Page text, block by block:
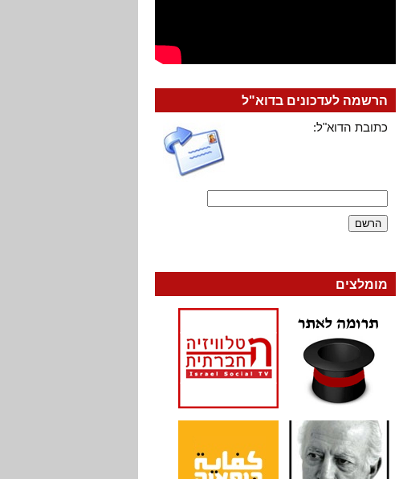
הרשמה לעדכונים בדוא"ל
כתובת הדוא"ל:
מומלצים